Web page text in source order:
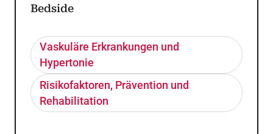
Bedside
Vaskuläre Erkrankungen und
Hypertonie
Risikofaktoren, Prävention und
Rehabilitation